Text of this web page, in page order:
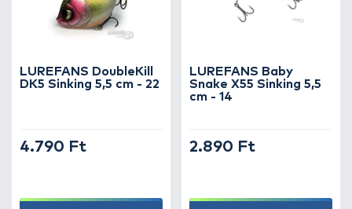
LUREFANS DoubleKill
DK5 Sinking 5,5 cm - 22
4.790 Ft
LUREFANS Baby
Snake X55 Sinking 5,5
cm - 14
2.890 Ft